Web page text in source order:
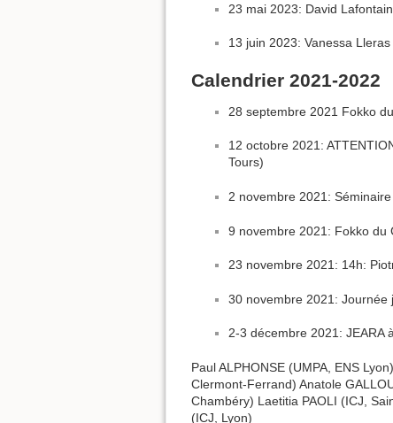
23 mai 2023: David
13 juin 2023: Vanessa
Calendrier 2021-2022
28 septembre 2021 Fokko
12 octobre 2021:
Tours)
2 novembre 2021:
9 novembre 2021: Fokko du
23 novembre 2021: 14h:
30 novembre 2021: Journée
2-3 décembre 2021: JEARA
Paul ALPHONSE (UMPA, ENS
Clermont-Ferrand) Anatole
Chambéry) Laetitia PAOLI (ICJ,
(ICJ, Lyon)